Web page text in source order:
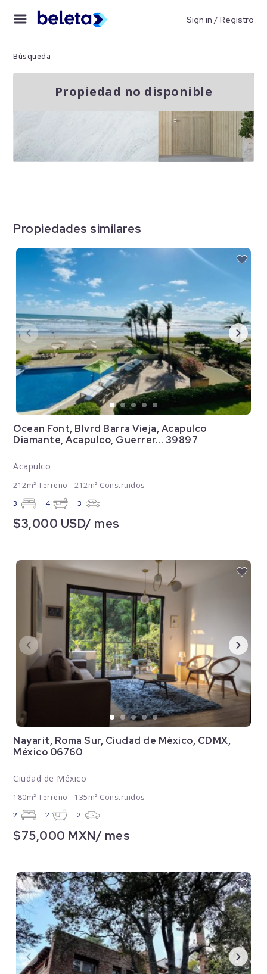
Sign in / Registro
Búsqueda
Propiedad no disponible
Propiedades similares
Ocean Font, Blvrd Barra Vieja, Acapulco
Diamante, Acapulco, Guerrer... 39897
Acapulco
212m² Terreno - 212m² Construidos
3 4 3
$3,000 USD/ mes
Nayarit, Roma Sur, Ciudad de México, CDMX,
México 06760
Ciudad de México
180m² Terreno - 135m² Construidos
2 2 2
$75,000 MXN/ mes